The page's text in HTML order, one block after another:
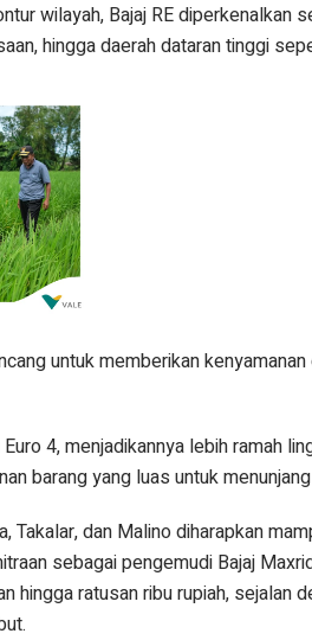
wilayah, Bajaj RE diperkenalkan
hingga daerah dataran tinggi
untuk memberikan
4, menjadikannya lebih ramah
barang yang luas untuk
dan Malino diharapkan
sebagai pengemudi Bajaj
hingga ratusan ribu rupiah, sejalan